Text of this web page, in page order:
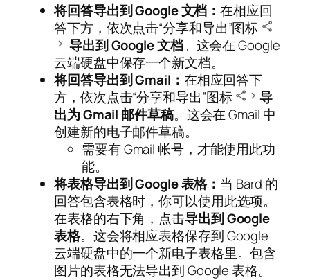
将回答导出到 Google 文档：在相应回
答下方，依次点击“分享和导出”图标
导出到 Google 文档。这会在 Google
云端硬盘中保存一个新文档。
将回答导出到 Gmail： 在相应回答下
方，依次点击“分享和导出”图标
导
出为 Gmail 邮件草稿。这会在 Gmail 中
创建新的电子邮件草稿。
需要有 Gmail 帐号，才能使用此功
能。
将表格导出到 Google 表格： 当 Bard 的
回答包含表格时，你可以使用此选项。
在表格的右下角，点击导出到 Google
表格。这会将相应表格保存到 Google
云端硬盘中的一个新电子表格里。包含
图片的表格无法导出到 Google 表格。